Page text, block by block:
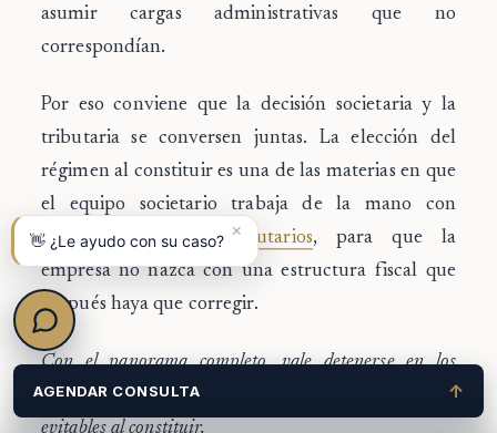
asumir cargas administrativas que no
correspondían.
Por eso conviene que la decisión societaria y la
tributaria se conversen juntas. La elección del
régimen al constituir es una de las materias en que
el equipo societario trabaja de la mano con
nuestros abogados tributarios, para que la
empresa no nazca con una estructura fiscal que
después haya que corregir.
Con el panorama completo, vale detenerse en los
tropiezos que vemos repetirse y que son, casi todos,
evitables al constituir.
×
👋 ¿Le ayudo con su caso?
AGENDAR CONSULTA ↑